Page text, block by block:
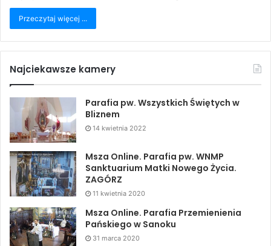
Przeczytaj więcej ...
Najciekawsze kamery
Parafia pw. Wszystkich Świętych w
Bliznem
14 kwietnia 2022
Msza Online. Parafia pw. WNMP
Sanktuarium Matki Nowego Życia.
ZAGÓRZ
11 kwietnia 2020
Msza Online. Parafia Przemienienia
Pańskiego w Sanoku
31 marca 2020